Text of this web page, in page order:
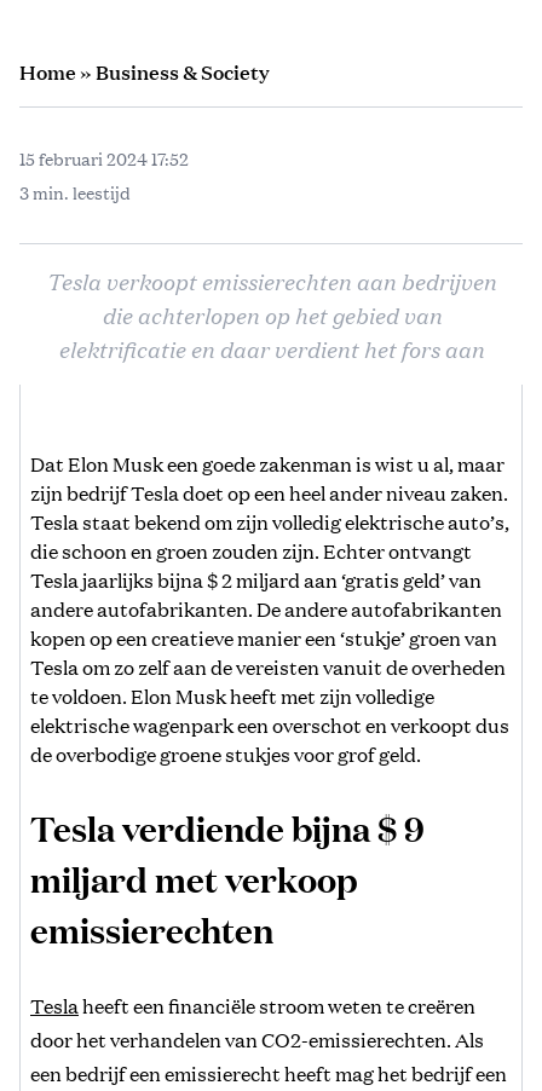
Home»Business & Society
15 februari 2024 17:52
3 min. leestijd
Tesla verkoopt emissierechten aan bedrijven
die achterlopen op het gebied van
elektrificatie en daar verdient het fors aan
Dat Elon Musk een goede zakenman is wist u al, maar
zijn bedrijf Tesla doet op een heel ander niveau zaken.
Tesla staat bekend om zijn volledig elektrische auto’s,
die schoon en groen zouden zijn. Echter ontvangt
Tesla jaarlijks bijna $ 2 miljard aan ‘gratis geld’ van
andere autofabrikanten. De andere autofabrikanten
kopen op een creatieve manier een ‘stukje’ groen van
Tesla om zo zelf aan de vereisten vanuit de overheden
te voldoen. Elon Musk heeft met zijn volledige
elektrische wagenpark een overschot en verkoopt dus
de overbodige groene stukjes voor grof geld.
Tesla verdiende bijna $ 9
miljard met verkoop
emissierechten
Teslaheeft een financiële stroom weten te creëren
door het verhandelen van CO2-emissierechten. Als
een bedrijf een emissierecht heeft mag het bedrijf een